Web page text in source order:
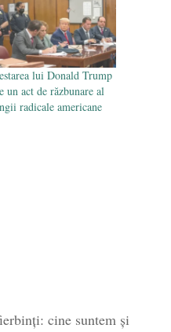
lui Donald Trump
un act de răzbunare al
radicale americane
cine suntem şi